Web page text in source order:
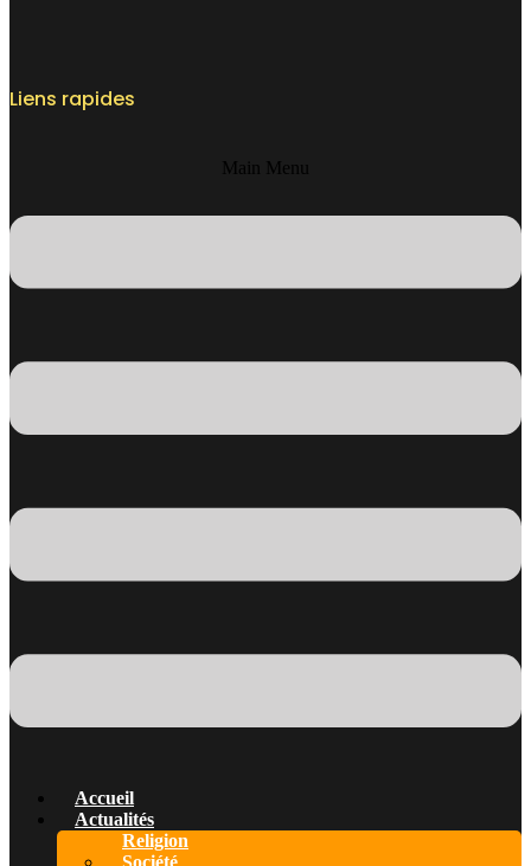
Liens rapides
Main Menu
Accueil
Actualités
Religion
Société